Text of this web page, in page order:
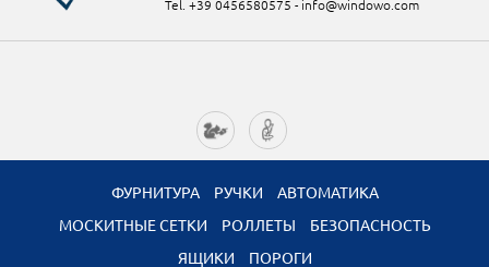
Tel. +39 0456580575 - info@windowo.com
ФУРНИТУРА РУЧКИ
АВТОМАТИКА
МОСКИТНЫЕ СЕТКИ
РОЛЛЕТЫ
БЕЗОПАСНОСТЬ
ЯЩИКИ
ПОРОГИ